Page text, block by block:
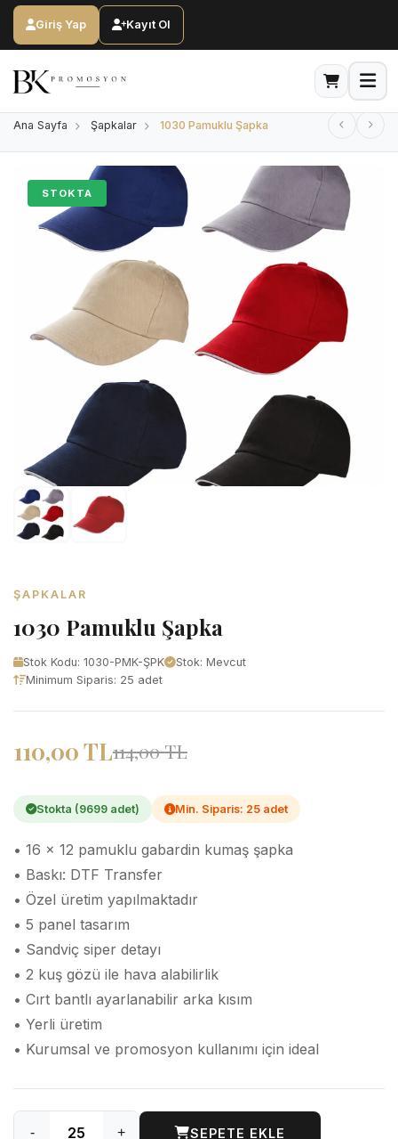
Giriş Yap Kayıt Ol
Ana Sayfa Şapkalar 1030 Pamuklu Şapka
STOKTA
ŞAPKALAR
1030 Pamuklu Şapka
Stok Kodu: 1030-PMK-ŞPK
Stok: Mevcut
Minimum Siparis: 25 adet
110,00 TL114,00 TL
Stokta (9699 adet) Min. Siparis: 25 adet
• 16 x 12 pamuklu gabardin kumaş şapka
• Baskı: DTF Transfer
• Özel üretim yapılmaktadır
• 5 panel tasarım
• Sandviç siper detayı
• 2 kuş gözü ile hava alabilirlik
• Cırt bantlı ayarlanabilir arka kısım
• Yerli üretim
• Kurumsal ve promosyon kullanımı için ideal
- + SEPETE EKLE